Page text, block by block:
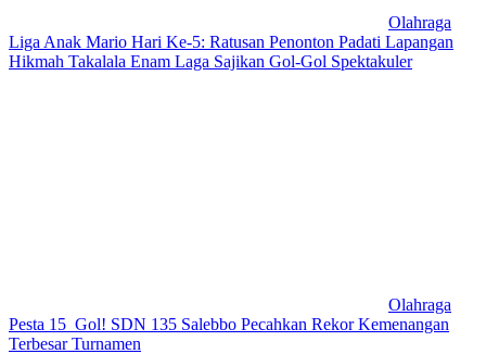
Olahraga
Liga Anak Mario Hari Ke-5: Ratusan Penonton Padati Lapangan
Hikmah Takalala Enam Laga Sajikan Gol-Gol Spektakuler
Olahraga
Pesta 15 Gol! SDN 135 Salebbo Pecahkan Rekor Kemenangan
Terbesar Turnamen